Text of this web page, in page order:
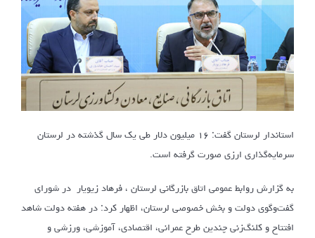
استاندار لرستان گفت: ۱۶ میلیون دلار طی یک سال گذشته در لرستان
سرمایه‌گذاری ارزی صورت گرفته است.
به گزارش روابط عمومی اتاق بازرگانی لرستان ، فرهاد زیویار در شورای
گفت‌وگوی دولت و بخش خصوصی لرستان، اظهار کرد: در هفته دولت شاهد
افتتاح و کلنگ‌زنی چندین طرح عمرانی، اقتصادی، آموزشی، ورزشی و